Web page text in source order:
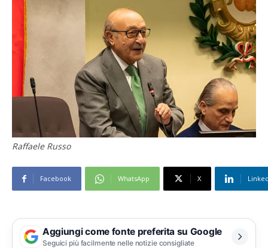
Raffaele Russo
Facebook WhatsApp X
Aggiungi come fonte preferita su Google
Seguici più facilmente nelle notizie consigliate